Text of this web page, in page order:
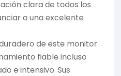
clara de todos los
a una excelente
de este monitor
fiable incluso
e intensivo. Sus